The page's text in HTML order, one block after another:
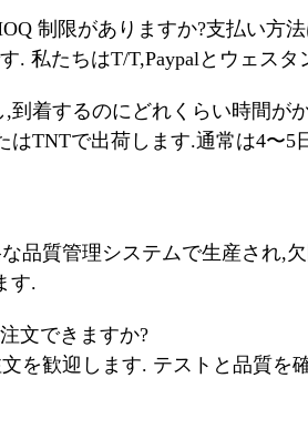
制限がありますか?支払い方
. 私たちはT/T,Paypalとウェス
到着するのにどれくらい時間が
はTNTで出荷します.通常は4〜
品質管理システムで生産され,
す.
文できますか?
を歓迎します. テストと品質を